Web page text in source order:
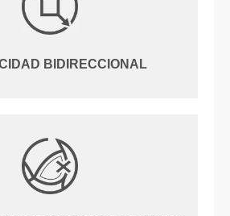
BIDIRECCIONAL